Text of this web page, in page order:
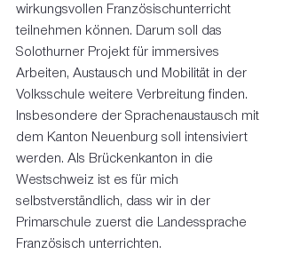
wirkungsvollen Französischunterricht
teilnehmen können. Darum soll das
Solothurner Projekt für immersives
Arbeiten, Austausch und Mobilität in der
Volksschule weitere Verbreitung finden.
Insbesondere der Sprachenaustausch mit
dem Kanton Neuenburg soll intensiviert
werden. Als Brückenkanton in die
Westschweiz ist es für mich
selbstverständlich, dass wir in der
Primarschule zuerst die Landessprache
Französisch unterrichten.